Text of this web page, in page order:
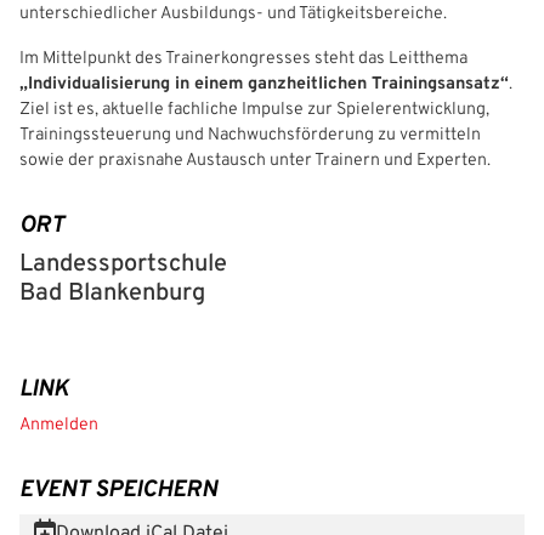
unterschiedlicher Ausbildungs‑ und Tätigkeitsbereiche.
Im Mittelpunkt des Trainerkongresses steht das Leitthema
„Individualisierung in einem ganzheitlichen Trainingsansatz“.
Ziel ist es, aktuelle fachliche Impulse zur Spielerentwicklung,
Trainingssteuerung und Nachwuchsförderung zu vermitteln
sowie der praxisnahe Austausch unter Trainern und Experten.
ORT
Landessportschule
Bad Blankenburg
LINK
Anmelden
EVENT SPEICHERN
IHR LOGIN
Benutzeranmeldung
Futsal
#siekickt
Tage des Mädchenfußballs
Länderspiele
Impressum